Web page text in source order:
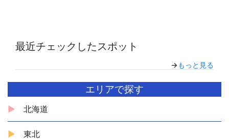
最近チェックしたスポット
→ もっと見る
エリアで探す
北海道
東北